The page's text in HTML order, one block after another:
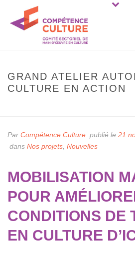
GRAND ATELIER
CULTURE EN ACTION
Par Compétence Culture publié le 21
dans Nos projets Nouvelles
MOBILISATION
POUR
CONDITIONS DE
EN CULTURE